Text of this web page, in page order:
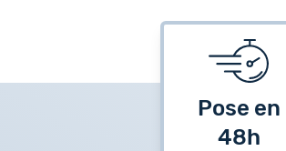
Pose en
48h